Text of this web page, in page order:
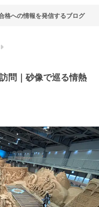
格への情報を発信するブログ
問｜砂像で巡る情熱